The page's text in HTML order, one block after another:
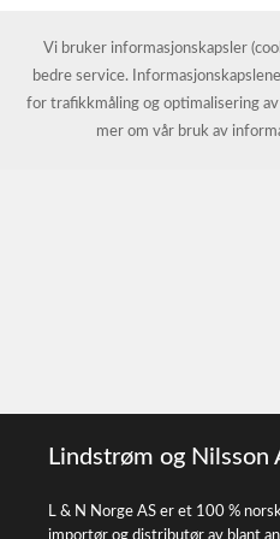
Lindstrøm og Nilsson
L & N Norge AS er et 100 %
importør og distributør av blant
Vi bruker informasjonskapsler
bedre service.
for trafikkmåling og optimalisering
mer om vår bruk av